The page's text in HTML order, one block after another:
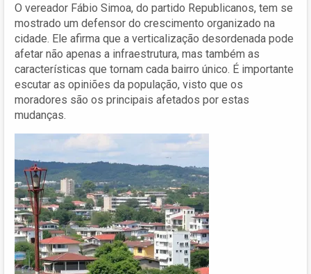
O vereador Fábio Simoa, do partido Republicanos, tem se
mostrado um defensor do crescimento organizado na
cidade. Ele afirma que a verticalização desordenada pode
afetar não apenas a infraestrutura, mas também as
características que tornam cada bairro único. É importante
escutar as opiniões da população, visto que os
moradores são os principais afetados por estas
mudanças.